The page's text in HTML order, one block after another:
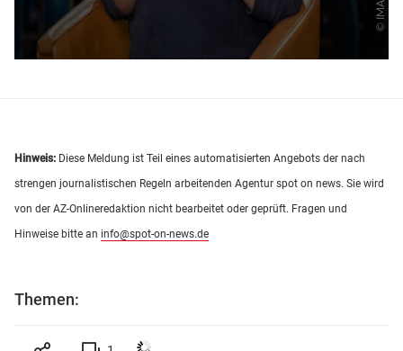
Hinweis: Diese Meldung ist Teil eines automatisierten Angebots der nach
strengen journalistischen Regeln arbeitenden Agentur spot on news. Sie wird
von der AZ-Onlineredaktion nicht bearbeitet oder geprüft. Fragen und
Hinweise bitte an info@spot-on-news.de
Themen: